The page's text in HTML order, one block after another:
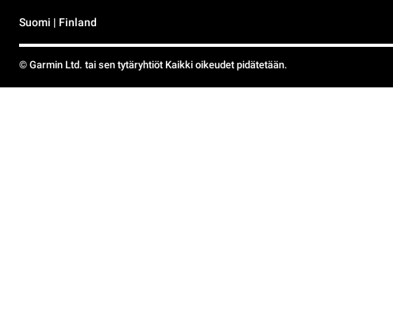
Suomi | Finland
© Garmin Ltd. tai sen tytäryhtiöt Kaikki oikeudet pidätetään.